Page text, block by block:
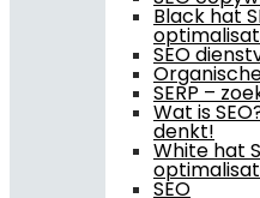
Black hat
SEO
SERP –
Wat is
denkt!
White hat
SEO